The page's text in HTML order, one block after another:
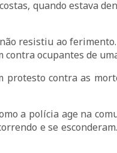
quando estava
resistiu ao
ocupantes de
protesto contra as
a polícia age na
e se